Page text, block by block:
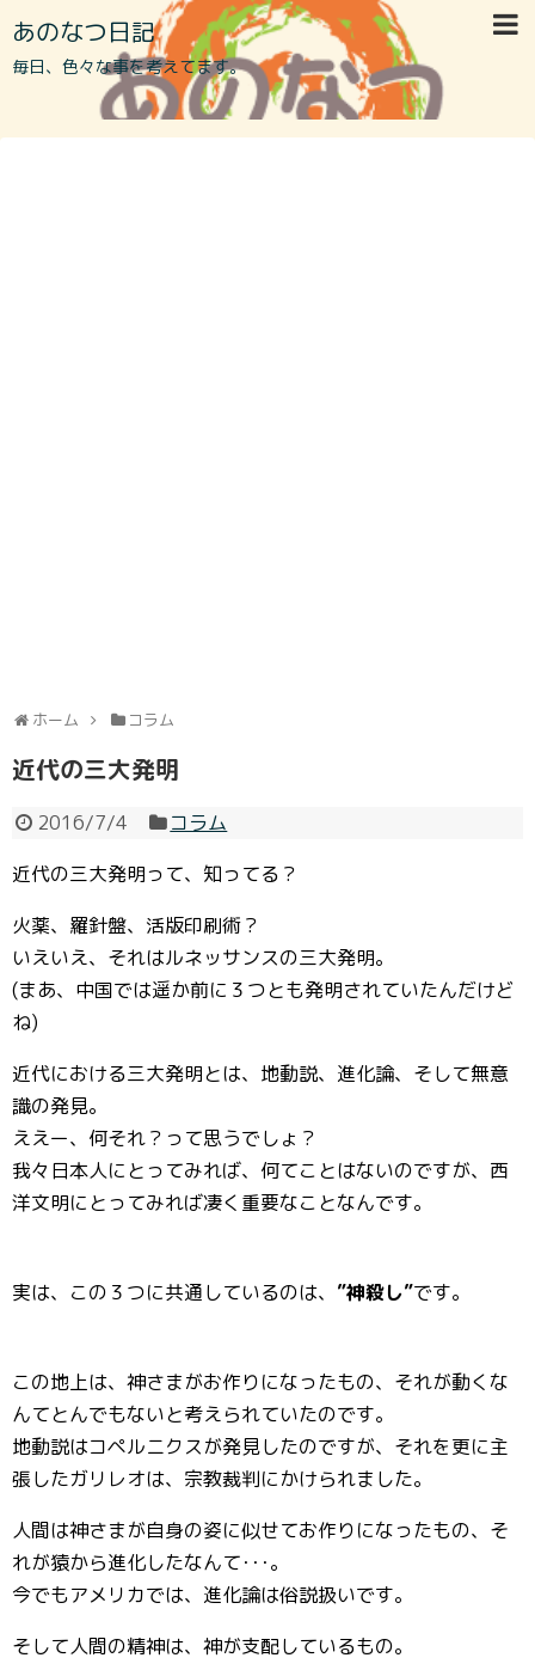
あのなつ日記
毎日、色々な事を考えてます。
ホーム コラム
近代の三大発明
2016/7/4
コラム
近代の三大発明って、知ってる？
火薬、羅針盤、活版印刷術？
いえいえ、それはルネッサンスの三大発明。
(まあ、中国では遥か前に３つとも発明されていたんだけど
ね)
近代における三大発明とは、地動説、進化論、そして無意
識の発見。
ええー、何それ？って思うでしょ？
我々日本人にとってみれば、何てことはないのですが、西
洋文明にとってみれば凄く重要なことなんです。
実は、この３つに共通しているのは、 ”神殺し”です。
この地上は、神さまがお作りになったもの、それが動くな
んてとんでもないと考えられていたのです。
地動説はコペルニクスが発見したのですが、それを更に主
張したガリレオは、宗教裁判にかけられました。
人間は神さまが自身の姿に似せてお作りになったもの、そ
れが猿から進化したなんて･･･。
今でもアメリカでは、進化論は俗説扱いです。
そして人間の精神は、神が支配しているもの。